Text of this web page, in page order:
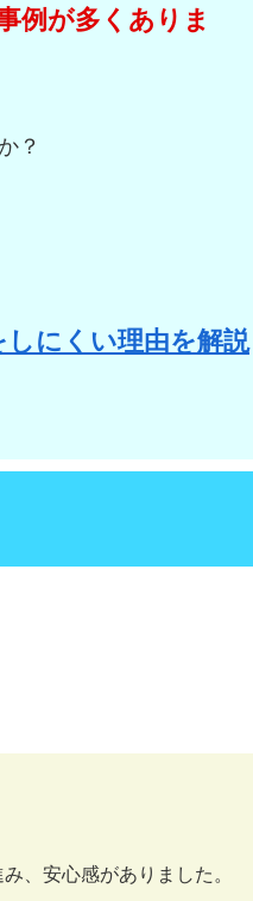
例が多くありま
？
にくい理由を解説
、安心感がありました。